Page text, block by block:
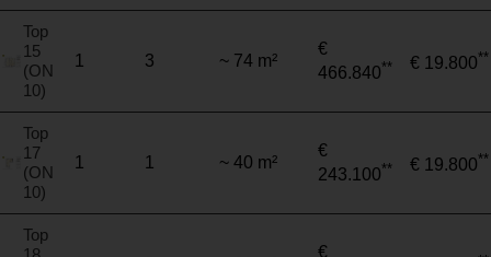
Top
15
(ON
10)
1 3 ~ 74 m²
€
466.840** € 19.800**
Top
17
(ON
10)
1 1 ~ 40 m²
€
243.100** € 19.800**
Top
€